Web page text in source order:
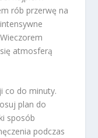
rób przerwę na
atmosferą
co do minuty.
plan do
sposób
podczas